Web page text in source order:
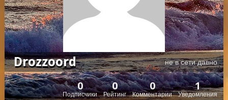
Drozzoord не в сети давно
Подписчики
0
Рейтинг
0
Комментарии
0
Уведомления
1